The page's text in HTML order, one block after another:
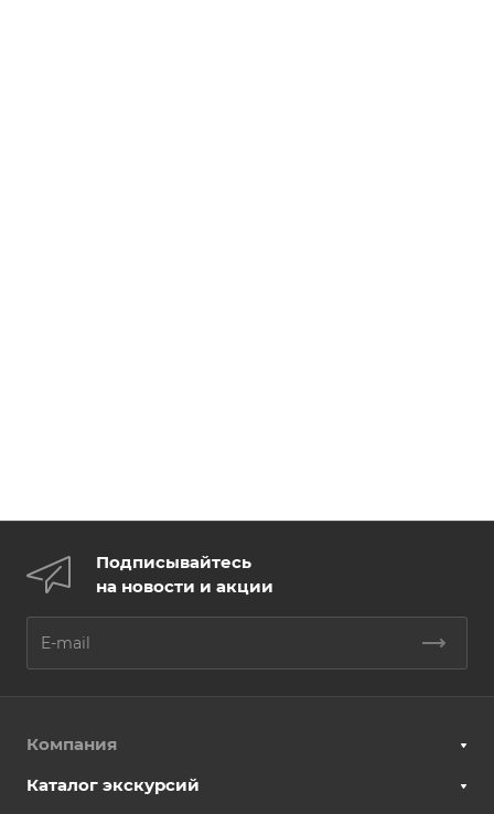
Подписывайтесь
на новости и акции
Компания
Каталог экскурсий